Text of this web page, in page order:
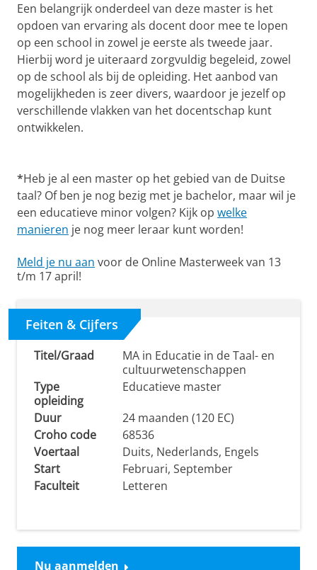
Een belangrijk onderdeel van deze master is het
opdoen van ervaring als docent door mee te lopen
op een school in zowel je eerste als tweede jaar.
Hierbij word je uiteraard zorgvuldig begeleid, zowel
op de school als bij de opleiding. Het aanbod van
mogelijkheden is zeer divers, waardoor je jezelf op
verschillende vlakken van het docentschap kunt
ontwikkelen.
*Heb je al een master op het gebied van de Duitse
taal? Of ben je nog bezig met je bachelor, maar wil je
een educatieve minor volgen? Kijk op welke
manieren je nog meer leraar kunt worden!
Meld je nu aan voor de Online Masterweek van 13
t/m 17 april!
Feiten & Cijfers
Titel/Graad
MA in Educatie in de Taal- en
cultuurwetenschappen
Type
opleiding
Educatieve master
Duur
24 maanden (120 EC)
Croho code
68536
Voertaal
Duits, Nederlands, Engels
Start
Februari, September
Faculteit
Letteren
Nu aanmelden